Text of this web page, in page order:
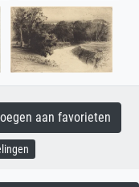
aan favorieten